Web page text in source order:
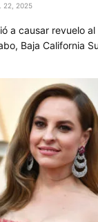
22, 2025
a causar revuelo
Baja California